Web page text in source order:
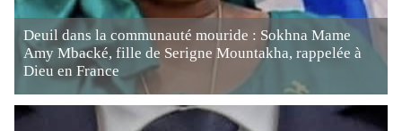
Deuil dans la communauté mouride : Sokhna Mame
Amy Mbacké, fille de Serigne Mountakha, rappelée à
Dieu en France